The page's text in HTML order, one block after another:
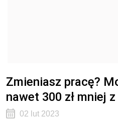
Zmieniasz pracę?
nawet 300 zł mniej
02 lut 2023